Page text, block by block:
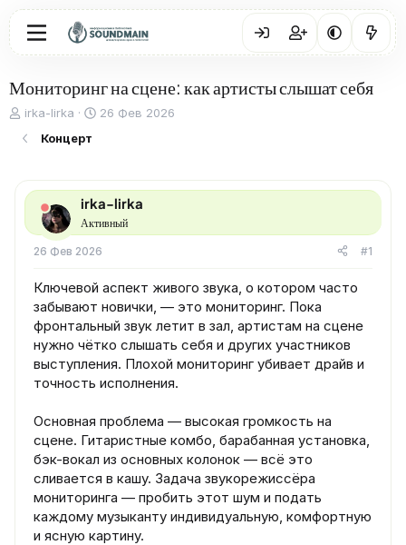
Мониторинг на сцене: как артисты слышат себя
А
т
р
т
м
irka-lirka
Д
н
а
ч
а
а
26 Фев 2026
Концерт
irka-lirka
Активный
26 Фев 2026 #1
Ключевой аспект живого звука, о котором часто
забывают новички, — это мониторинг. Пока
фронтальный звук летит в зал, артистам на сцене
нужно чётко слышать себя и других участников
выступления. Плохой мониторинг убивает драйв и
точность исполнения.
Основная проблема — высокая громкость на
сцене. Гитаристные комбо, барабанная установка,
бэк-вокал из основных колонок — всё это
сливается в кашу. Задача звукорежиссёра
мониторинга — пробить этот шум и подать
каждому музыканту индивидуальную, комфортную
и ясную картину.